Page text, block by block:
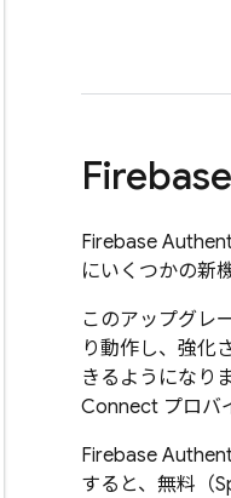
Firebase
にいくつかの新
このアップグレ
り動作し、強化
きるようになり
Connect プロバ
Firebase
すると、無料（